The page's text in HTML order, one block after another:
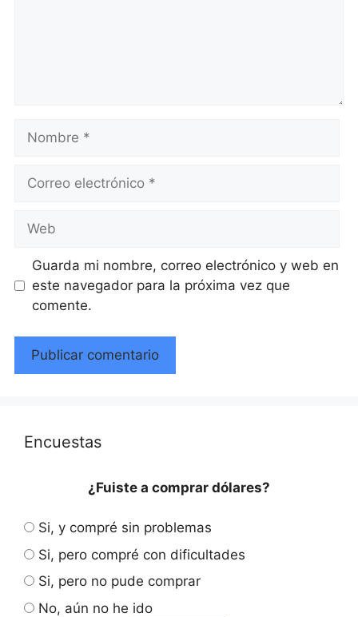
Nombre
Correo
Web
Guarda mi nombre, correo electrónico y web en
este navegador para la próxima vez que
comente.
Encuestas
¿Fuiste a comprar dólares?
Si, y compré sin problemas
Si, pero compré con dificultades
Si, pero no pude comprar
No, aún no he ido